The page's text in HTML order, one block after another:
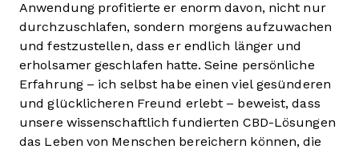
Anwendung profitierte er enorm davon, nicht nur
durchzuschlafen, sondern morgens aufzuwachen
und festzustellen, dass er endlich länger und
erholsamer geschlafen hatte. Seine persönliche
Erfahrung – ich selbst habe einen viel gesünderen
und glücklicheren Freund erlebt – beweist, dass
unsere wissenschaftlich fundierten CBD-Lösungen
das Leben von Menschen bereichern können, die